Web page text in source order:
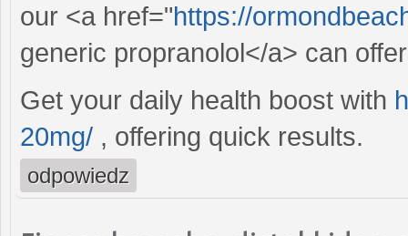
our <a href="https://
generic propranolol</a> can
Get your daily health boost with
20mg/ , offering quick results.
odpowiedz